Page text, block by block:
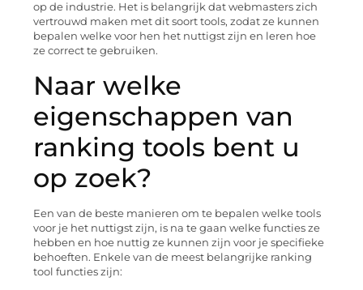
op de industrie. Het is belangrijk dat webmasters zich
vertrouwd maken met dit soort tools, zodat ze kunnen
bepalen welke voor hen het nuttigst zijn en leren hoe
ze correct te gebruiken.
Naar welke
eigenschappen van
ranking tools bent u
op zoek?
Een van de beste manieren om te bepalen welke tools
voor je het nuttigst zijn, is na te gaan welke functies ze
hebben en hoe nuttig ze kunnen zijn voor je specifieke
behoeften. Enkele van de meest belangrijke ranking
tool functies zijn: